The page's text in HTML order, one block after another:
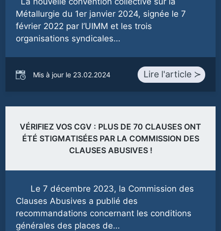
Métallurgie du 1er janvier 2024, signée le 7
février 2022 par l’UIMM et les trois
organisations syndicales…
Mis à jour le 23.02.2024 Lire l'article ≻
VÉRIFIEZ VOS CGV : PLUS DE 70 CLAUSES ONT
ÉTÉ STIGMATISÉES PAR LA COMMISSION DES
CLAUSES ABUSIVES !
Le 7 décembre 2023, la Commission des
Clauses Abusives a publié des
recommandations concernant les conditions
générales des places de…